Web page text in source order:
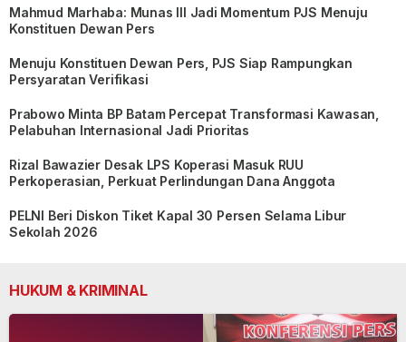
Mahmud Marhaba: Munas III Jadi Momentum PJS Menuju
Konstituen Dewan Pers
Menuju Konstituen Dewan Pers, PJS Siap Rampungkan
Persyaratan Verifikasi
Prabowo Minta BP Batam Percepat Transformasi Kawasan,
Pelabuhan Internasional Jadi Prioritas
Rizal Bawazier Desak LPS Koperasi Masuk RUU
Perkoperasian, Perkuat Perlindungan Dana Anggota
PELNI Beri Diskon Tiket Kapal 30 Persen Selama Libur
Sekolah 2026
HUKUM & KRIMINAL